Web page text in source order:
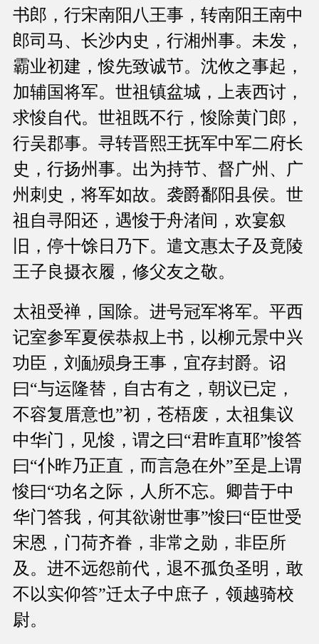
书郎，行宋南阳八王事，转南阳王南中
郎司马、长沙内史，行湘州事。未发，
霸业初建，悛先致诚节。沈攸之事起，
加辅国将军。世祖镇盆城，上表西讨，
求悛自代。世祖既不行，悛除黄门郎，
行吴郡事。寻转晋熙王抚军中军二府长
史，行扬州事。出为持节、督广州、广
州刺史，将军如故。袭爵鄱阳县侯。世
祖自寻阳还，遇悛于舟渚间，欢宴叙
旧，停十馀日乃下。遣文惠太子及竟陵
王子良摄衣履，修父友之敬。
太祖受禅，国除。进号冠军将军。平西
记室参军夏侯恭叔上书，以柳元景中兴
功臣，刘勔殒身王事，宜存封爵。诏
曰“与运隆替，自古有之，朝议已定，
不容复厝意也”初，苍梧废，太祖集议
中华门，见悛，谓之曰“君昨直耶”悛答
曰“仆昨乃正直，而言急在外”至是上谓
悛曰“功名之际，人所不忘。卿昔于中
华门答我，何其欲谢世事”悛曰“臣世受
宋恩，门荷齐眷，非常之勋，非臣所
及。进不远怨前代，退不孤负圣明，敢
不以实仰答”迁太子中庶子，领越骑校
尉。